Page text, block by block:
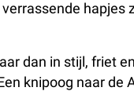
hapjes
dan in stijl, friet en
knipoog naar de